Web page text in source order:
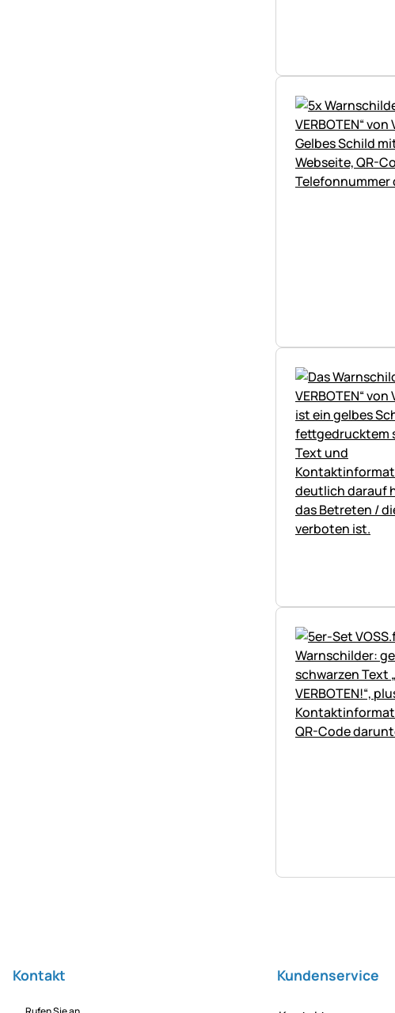
Kontakt Kundenservice